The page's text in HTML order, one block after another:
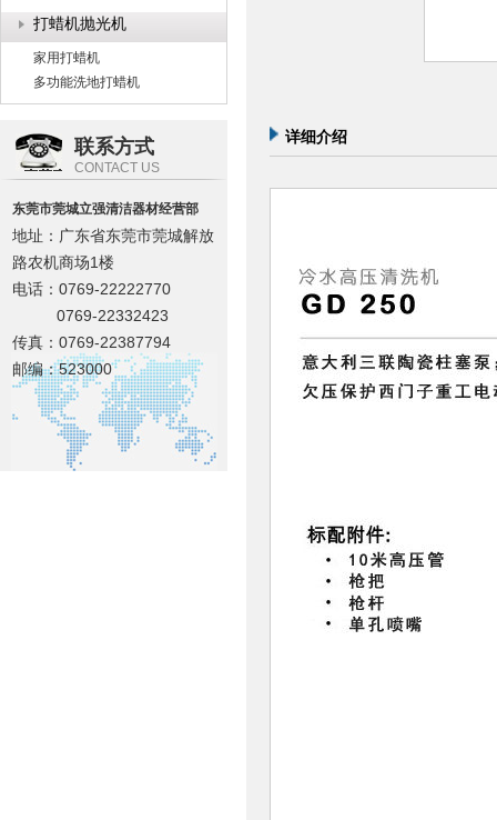
打蜡机抛光机
家用打蜡机
多功能洗地打蜡机
联系方式
CONTACT US
东莞市莞城立强清洁器材经营部
地址：广东省东莞市莞城解放
路农机商场1楼
电话：0769-22222770
0769-22332423
传真：0769-22387794
邮编：523000
详细介绍